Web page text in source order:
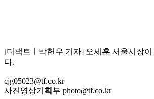
[더팩트ㅣ박헌우 기자] 오세훈 서울시장
다.
cjg05023@tf.co.kr
사진영상기획부 photo@tf.co.kr